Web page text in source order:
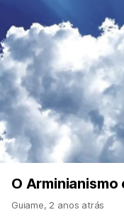
O Arminianismo
Guiame, 2 anos atrás